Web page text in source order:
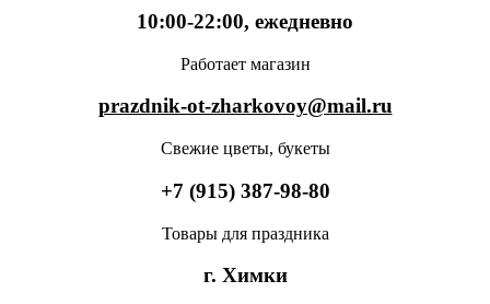
10:00-22:00, ежедневно
Работает магазин
prazdnik-ot-zharkovoy@mail.ru
Свежие цветы, букеты
+7 (915) 387-98-80
Товары для праздника
г. Химки